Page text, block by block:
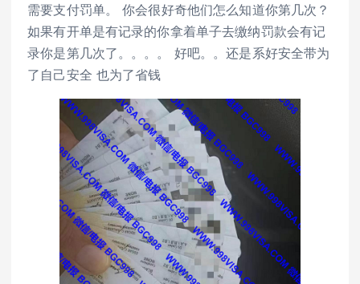
需要支付罚单。 你会很好奇他们怎么知道你第几次？
如果有开单是有记录的你拿着单子去缴纳罚款会有记
录你是第几次了。。。。 好吧。。还是系好安全带为
了自己安全 也为了省钱